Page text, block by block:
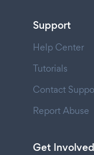
Support
Help Center
Tutorials
Contact
Report Abuse
Get Involved